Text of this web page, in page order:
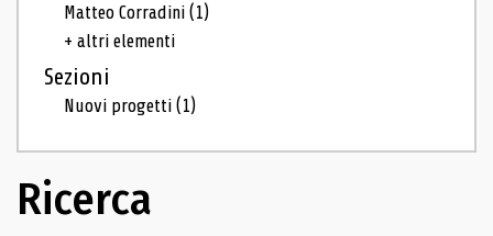
Matteo Corradini(1)
+ altri elementi
Sezioni
Nuovi progetti(1)
Ricerca